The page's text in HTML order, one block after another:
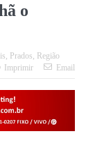
o
, Prados, Região
Imprimir
Email